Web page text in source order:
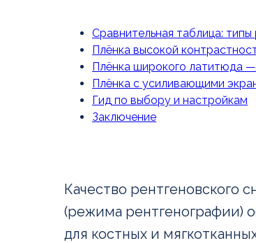
Сравнительная таблица: типы
Плёнка высокой
Плёнка широкого латитюда —
Плёнка с усиливающими
Гид по выбору и настройкам
Заключение
Качество рентгеновского
(режима рентгенографии)
для костных и